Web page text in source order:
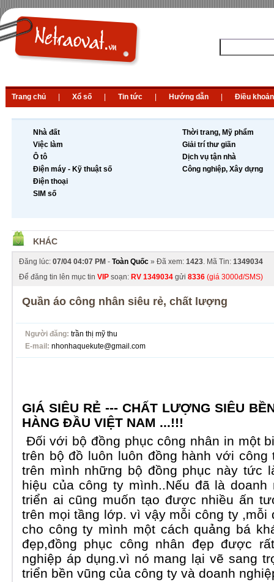
Trang chủ Xổ số Tin tức Hướng dẫn Điều khoản
Nhà đất
Việc làm
Ô tô
Điện máy - Kỹ thuật số
Điện thoại
SIM số
Thời trang, Mỹ phẩm
Giải trí thư giãn
Dịch vụ tận nhà
Công nghiệp, Xây dựng
KHÁC
Đăng lúc: 07/04 04:07 PM - Toàn Quốc » Đã xem: 1423. Mã Tin: 1349034
Để đăng tin lên mục tin VIP soạn: RV 1349034 gửi 8336 (giá 3000đ/SMS)
Quần áo công nhân siêu rẻ, chất lượng
Người đăng: trần thị mỹ thu
E-mail: nhonhaquekute@gmail.com
GIÁ SIÊU RẺ --- CHẤT LƯỢNG SIÊU
HÀNG ĐẦU VIỆT NAM ...!!!
Đối với bộ đồng phục công nhân in một
trên bộ đồ luôn luôn đồng hành với
trên mình những bộ đồng phục này tức
hiệu của công ty mình..Nếu đã là
triển ai cũng muốn tạo được nhiều ấn
trên mọi tầng lớp. vì vậy mỗi công ty ,mỗi
cho công ty mình một cách quảng bá
đẹp,đồng phục công nhân đẹp được
nghiệp áp dụng.vì nó mang lại vẽ sang
triển bền vũng của công ty và doanh